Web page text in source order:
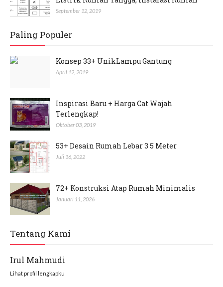
September 12, 2019
Paling Populer
Konsep 33+ UnikLampu Gantung
April 12, 2019
Inspirasi Baru + Harga Cat Wajah
Terlengkap!
Oktober 03, 2019
53+ Desain Rumah Lebar 3 5 Meter
Juli 16, 2022
72+ Konstruksi Atap Rumah Minimalis
Januari 11, 2026
Tentang Kami
Irul Mahmudi
Lihat profil lengkapku